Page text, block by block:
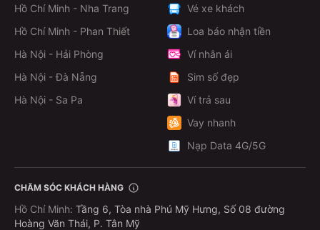
Hồ Chí Minh - Nha Trang
Hồ Chí Minh - Phan Thiết
Hà Nội - Hải Phòng
Hà Nội - Đà Nẵng
Hà Nội - Sa Pa
Vé xe khách
Loa báo nhận tiền
Ví nhân ái
Sim số đẹp
Ví trả sau
Vay nhanh
Nạp Data 4G/5G
CHĂM SÓC KHÁCH HÀNG
Hồ Chí Minh: Tầng 6, Tòa nhà Phú Mỹ Hưng, Số 08 đường
Hoàng Văn Thái, P. Tân Mỹ